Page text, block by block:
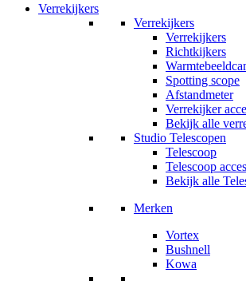
Verrekijkers
Verrekijkers
Verrekijkers
Richtkijkers
Spotting scope
Afstandmeter
Verrekijker
Bekijk alle
Studio Telescopen
Telescoop
Telescoop
Bekijk alle
Merken
Vortex
Bushnell
Kowa